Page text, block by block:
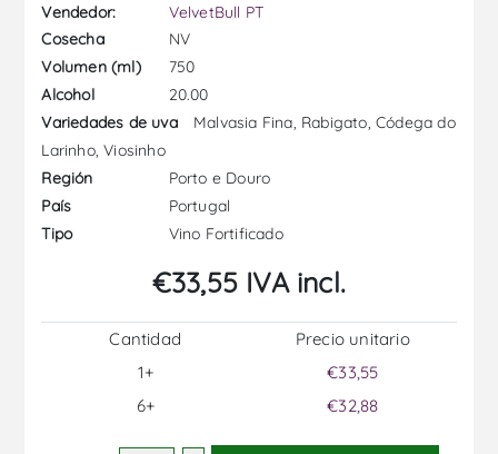
Vendedor:
VelvetBull PT
Cosecha
NV
Volumen (ml)
750
Alcohol
20.00
Variedades de uva
Malvasia Fina, Rabigato, Códega do
Larinho, Viosinho
Región
Porto e Douro
País
Portugal
Tipo
Vino Fortificado
€33,55 IVA incl.
Cantidad
1+
6+
Precio unitario
€33,55
€32,88